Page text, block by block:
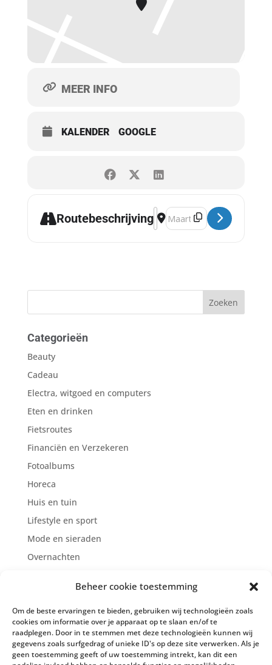
Beheer cookie toestemming
Om de beste ervaringen te bieden, gebruiken wij technologieën zoals
cookies om informatie over je apparaat op te slaan en/of te
raadplegen. Door in te stemmen met deze technologieën kunnen wij
gegevens zoals surfgedrag of unieke ID's op deze site verwerken. Als je
geen toestemming geeft of uw toestemming intrekt, kan dit een
MEER INFO
KALENDER GOOGLE
RoutebeschrijvingAddress - Middeleeuws
Destination Address -
Categorieën
Beauty
Cadeau
Electra, witgoed en computers
Eten en drinken
Fietsroutes
Financiën en Verzekeren
Fotoalbums
Horeca
Huis en tuin
Lifestyle en sport
Mode en sieraden
Overnachten
Supermarkten
Zien en doen
Zorg en welzijn